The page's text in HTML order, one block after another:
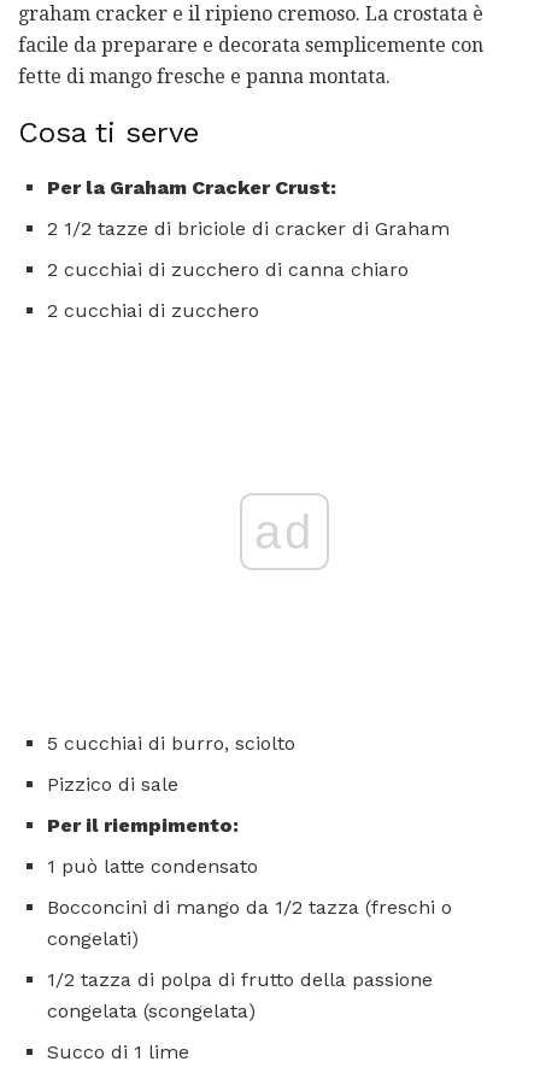
graham cracker e il ripieno cremoso. La crostata è
facile da preparare e decorata semplicemente con
fette di mango fresche e panna montata.
Cosa ti serve
Per la Graham Cracker Crust:
2 1/2 tazze di briciole di cracker di Graham
2 cucchiai di zucchero di canna chiaro
2 cucchiai di zucchero
ad
5 cucchiai di burro, sciolto
Pizzico di sale
Per il riempimento:
1 può latte condensato
Bocconcini di mango da 1/2 tazza (freschi o
congelati)
1/2 tazza di polpa di frutto della passione
congelata (scongelata)
Succo di 1 lime